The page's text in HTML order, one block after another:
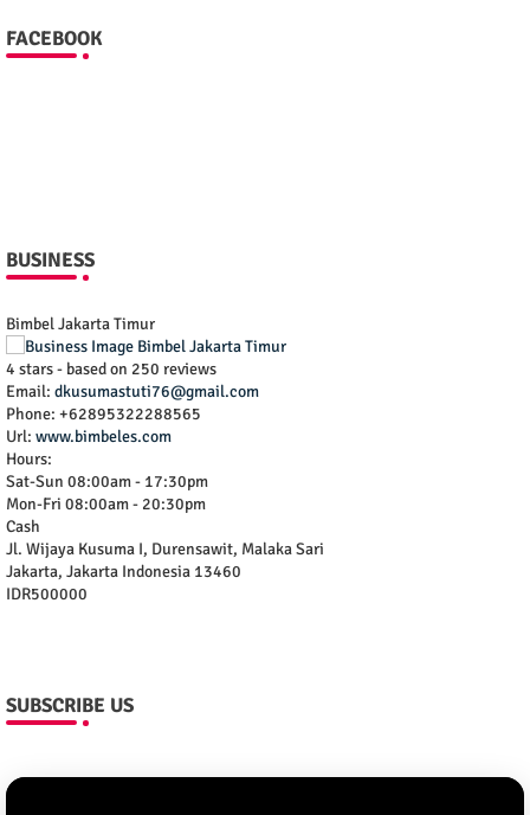
FACEBOOK
BUSINESS
Bimbel Jakarta Timur
4 stars - based on 250 reviews
Email: dkusumastuti76@gmail.com
Phone: +62895322288565
Url: www.bimbeles.com
Hours:
Sat-Sun 08:00am - 17:30pm
Mon-Fri 08:00am - 20:30pm
Cash
Jl. Wijaya Kusuma I, Durensawit, Malaka Sari
Jakarta, Jakarta Indonesia 13460
IDR500000
SUBSCRIBE US